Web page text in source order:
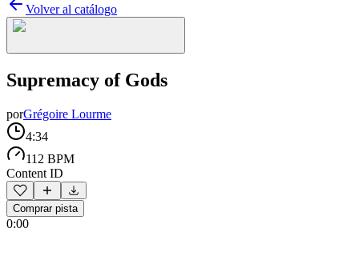
Volver al catálogo
Supremacy of Gods
porGrégoire Lourme
4:34
112 BPM
Content ID
Comprar pista
0:00